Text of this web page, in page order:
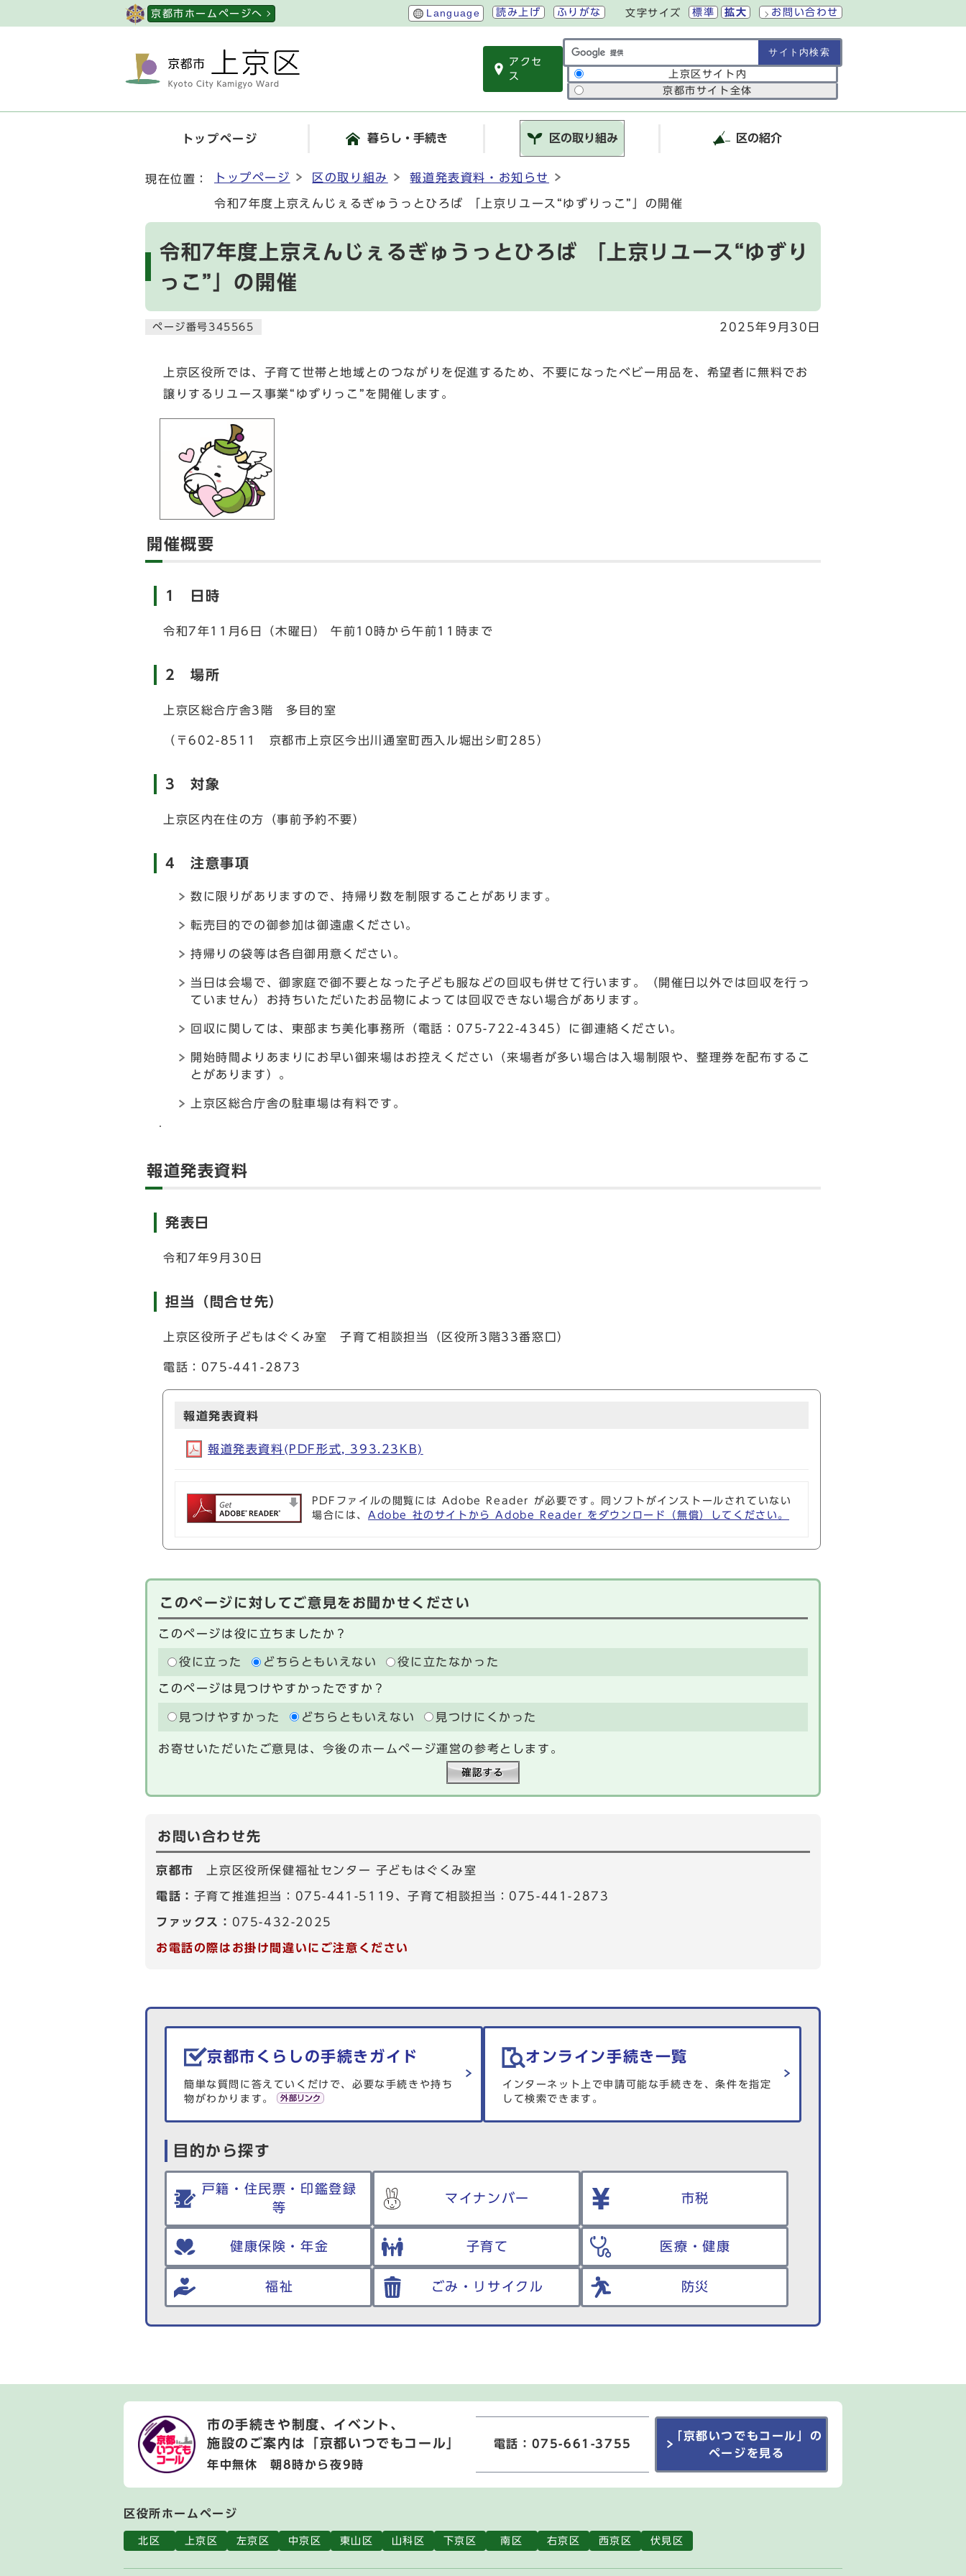
京都市ホームページへ Language 読み上げ ふりがな 文字サイズ 標準 拡大 お問い合わせ
アクセ
ス
サイト内検索の範囲
上京区サイト内
京都市サイト全体
トップページ 暮らし・手続き 区の取り組み 区の紹介
現在位置： トップページ 区の取り組み 報道発表資料・お知らせ
令和7年度上京えんじぇるぎゅうっとひろば 「上京リユース“ゆずりっこ”」の開催
令和7年度上京えんじぇるぎゅうっとひろば 「上京リユース“ゆずり
っこ”」の開催
ページ番号345565 2025年9月30日
上京区役所では、子育て世帯と地域とのつながりを促進するため、不要になったベビー用品を、希望者に無料でお
譲りするリユース事業“ゆずりっこ”を開催します。
開催概要
1 日時
令和7年11月6日（木曜日） 午前10時から午前11時まで
2 場所
上京区総合庁舎3階 多目的室
（〒602-8511 京都市上京区今出川通室町西入ル堀出シ町285）
3 対象
上京区内在住の方（事前予約不要）
4 注意事項
数に限りがありますので、持帰り数を制限することがあります。
転売目的での御参加は御遠慮ください。
持帰りの袋等は各自御用意ください。
当日は会場で、御家庭で御不要となった子ども服などの回収も併せて行います。（開催日以外では回収を行っ
ていません）お持ちいただいたお品物によっては回収できない場合があります。
回収に関しては、東部まち美化事務所（電話：075-722-4345）に御連絡ください。
開始時間よりあまりにお早い御来場はお控えください（来場者が多い場合は入場制限や、整理券を配布するこ
とがあります）。
上京区総合庁舎の駐車場は有料です。
報道発表資料
発表日
令和7年9月30日
担当（問合せ先）
上京区役所子どもはぐくみ室 子育て相談担当（区役所3階33番窓口）
電話：075-441-2873
報道発表資料
報道発表資料(PDF形式, 393.23KB)
PDFファイルの閲覧には Adobe Reader が必要です。同ソフトがインストールされていない
場合には、 Adobe 社のサイトから Adobe Reader をダウンロード（無償）してください。
このページに対してご意見をお聞かせください
このページは役に立ちましたか？
役に立った どちらともいえない 役に立たなかった
このページは見つけやすかったですか？
見つけやすかった どちらともいえない 見つけにくかった
お寄せいただいたご意見は、今後のホームページ運営の参考とします。
お問い合わせ先
京都市 上京区役所保健福祉センター 子どもはぐくみ室
電話： 子育て推進担当：075-441-5119、子育て相談担当：075-441-2873
ファックス： 075-432-2025
お電話の際はお掛け間違いにご注意ください
生活情報を探す
京都市くらしの手続きガイド
簡単な質問に答えていくだけで、必要な手続きや持ち
物がわかります。
オンライン手続き一覧
インターネット上で申請可能な手続きを、条件を指定
して検索できます。
目的から探す
戸籍・住民票・印鑑登録
等
マイナンバー 市税
健康保険・年金 子育て 医療・健康
福祉 ごみ・リサイクル 防災
市の手続きや制度、イベント、
施設のご案内は
「京都いつでもコール」
年中無休 朝8時から夜9時
電話：075-661-3755
「京都いつでもコール」の
ページを見る
区役所ホームページ
北区 上京区 左京区 中京区 東山区 山科区 下京区 南区 右京区 西京区 伏見区